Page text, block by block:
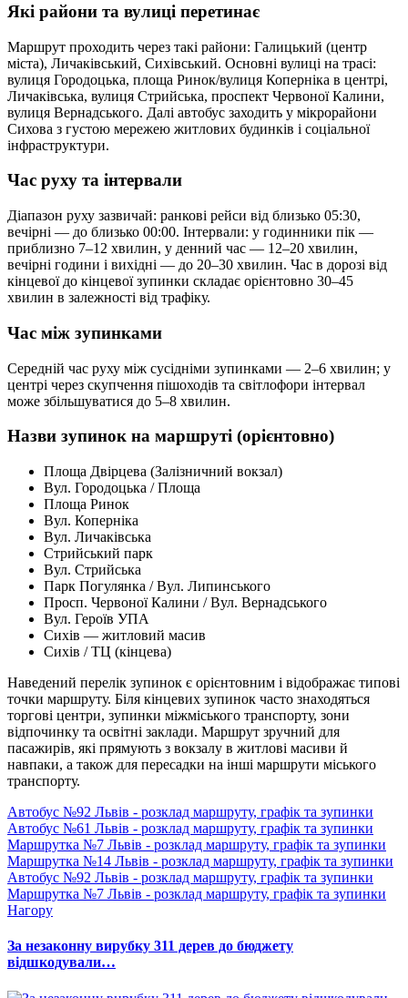
Які райони та вулиці перетинає
Маршрут проходить через такі райони: Галицький (центр
міста), Личаківський, Сихівський. Основні вулиці на трасі:
вулиця Городоцька, площа Ринок/вулиця Коперніка в центрі,
Личаківська, вулиця Стрийська, проспект Червоної Калини,
вулиця Вернадського. Далі автобус заходить у мікрорайони
Сихова з густою мережею житлових будинків і соціальної
інфраструктури.
Час руху та інтервали
Діапазон руху зазвичай: ранкові рейси від близько 05:30,
вечірні — до близько 00:00. Інтервали: у годинники пік —
приблизно 7–12 хвилин, у денний час — 12–20 хвилин,
вечірні години і вихідні — до 20–30 хвилин. Час в дорозі від
кінцевої до кінцевої зупинки складає орієнтовно 30–45
хвилин в залежності від трафіку.
Час між зупинками
Середній час руху між сусідніми зупинками — 2–6 хвилин; у
центрі через скупчення пішоходів та світлофори інтервал
може збільшуватися до 5–8 хвилин.
Назви зупинок на маршруті (орієнтовно)
Площа Двірцева (Залізничний вокзал)
Вул. Городоцька / Площа
Площа Ринок
Вул. Коперніка
Вул. Личаківська
Стрийський парк
Вул. Стрийська
Парк Погулянка / Вул. Липинського
Просп. Червоної Калини / Вул. Вернадського
Вул. Героїв УПА
Сихів — житловий масив
Сихів / ТЦ (кінцева)
Наведений перелік зупинок є орієнтовним і відображає типові
точки маршруту. Біля кінцевих зупинок часто знаходяться
торгові центри, зупинки міжміського транспорту, зони
відпочинку та освітні заклади. Маршрут зручний для
пасажирів, які прямують з вокзалу в житлові масиви й
навпаки, а також для пересадки на інші маршрути міського
транспорту.
Автобус №92 Львів - розклад маршруту, графік та зупинки
Автобус №61 Львів - розклад маршруту, графік та зупинки
Маршрутка №7 Львів - розклад маршруту, графік та зупинки
Маршрутка №14 Львів - розклад маршруту, графік та зупинки
Автобус №92 Львів - розклад маршруту, графік та зупинки
Маршрутка №7 Львів - розклад маршруту, графік та зупинки
Нагору
За незаконну вирубку 311 дерев до бюджету
відшкодували…